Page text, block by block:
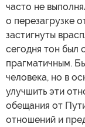
часто не
о перезагрузке
застигнуты
сегодня тон был
прагматичным.
человека, но в
улучшить эти
обещания от
отношений и